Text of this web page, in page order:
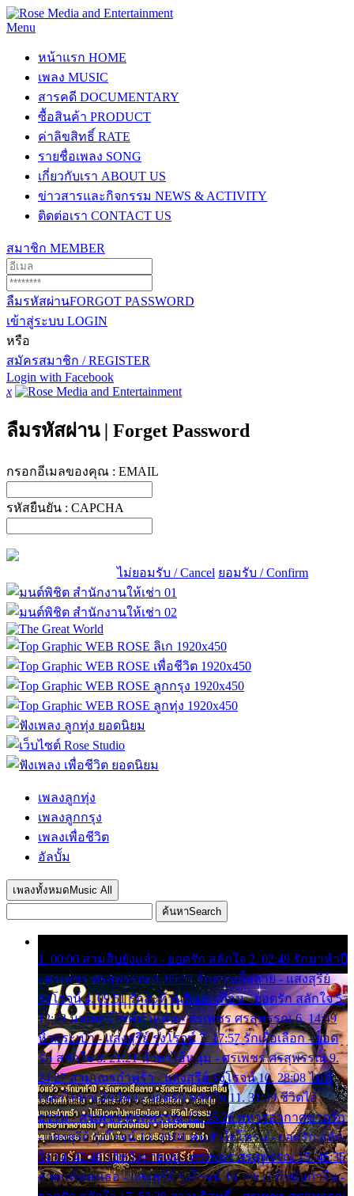
Menu
หน้าแรก HOME
เพลง MUSIC
สารคดี DOCUMENTARY
ซื้อสินค้า PRODUCT
ค่าลิขสิทธิ์ RATE
รายชื่อเพลง SONG
เกี่ยวกับเรา ABOUT US
ข่าวสารและกิจกรรม NEWS & ACTIVITY
ติดต่อเรา CONTACT US
สมาชิก MEMBER
ลืมรหัสผ่านFORGOT PASSWORD
เข้าสู่ระบบ LOGIN
หรือ
สมัครสมาชิก / REGISTER
Login with Facebook
x
ลืมรหัสผ่าน | Forget Password
กรอกอีเมลของคุณ : EMAIL
รหัสยืนยัน : CAPCHA
ไม่ยอมรับ / Cancel ยอมรับ / Confirm
เพลงลูกทุ่ง
เพลงลูกกรุง
เพลงเพื่อชีวิต
อัลบั้ม
เพลงทั้งหมด Music All
ค้นหาSearch
1. 00:00 สามสิบยังแจ๋ว - ยอดรัก สลักใจ 2. 02:49 รักมาห้าปี
- ศรเพชร ศรสุพรรณ 3. 05:57 รักสาวเสื้อลาย - แสงสุรีย์
รุ่งโรจน์ 4. 09:51 รักสะท้านดินสะเทือน - ยอดรัก สลักใจ 5.
12:23 มอเตอร์ไซค์ทำหล่น - ศรเพชร ศรสุพรรณ 6. 14:49
หิ้วกระเป๋า - แสงสุรีย์ รุ่งโรจน์ 7. 17:57 รักเผื่อเลือก - ยอด
รัก สลักใจ 8. 21:21 น้ำตาไอ้หนุ่ม - ศรเพชร ศรสุพรรณ 9.
24:27 สามเณรกำพร้า - แสงสุรีย์ รุ่งโรจน์ 10. 28:08 ไม่มี
เวลาไปหาเมียน้อย - ยอดรัก สลักใจ 11. 31:29 ชีวิตไอ้
ธรรม - ศรเพชร ศรสุพรรณ 12. 35:26 ทหารอากาศขาดรัก
- แสงสุรีย์ รุ่งโรจน์ 13. 39:01 คนหัวใจโทรม - ยอดรัก สลัก
ใจ 14. 42:49 ไอ้หวังตายแน่ - ศรเพชร ศรสุพรรณ 15. 46:35
ธาตุแท้ของเธอ - แสงสุรีย์ รุ่งโรจน์ 16. 49:57 กำนันกำใน -